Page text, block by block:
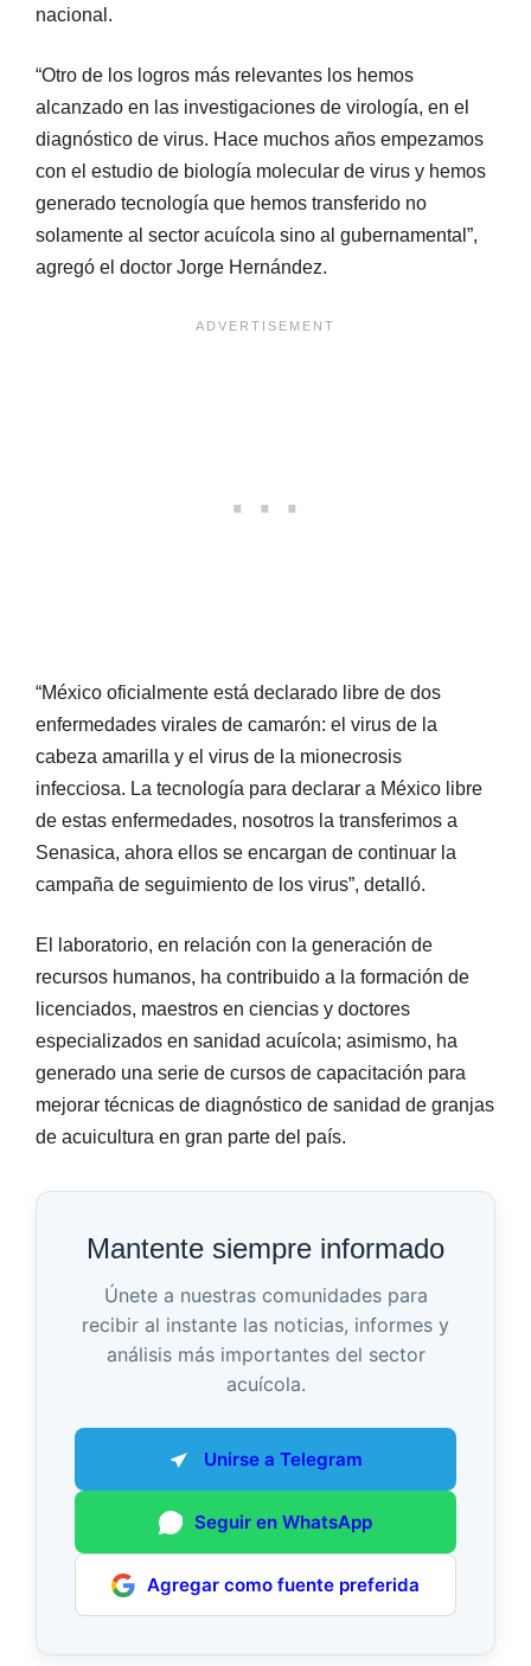
nacional.
“Otro de los logros más relevantes los hemos
alcanzado en las investigaciones de virología, en el
diagnóstico de virus. Hace muchos años empezamos
con el estudio de biología molecular de virus y hemos
generado tecnología que hemos transferido no
solamente al sector acuícola sino al gubernamental”,
agregó el doctor Jorge Hernández.
“México oficialmente está declarado libre de dos
enfermedades virales de camarón: el virus de la
cabeza amarilla y el virus de la mionecrosis
infecciosa. La tecnología para declarar a México libre
de estas enfermedades, nosotros la transferimos a
Senasica, ahora ellos se encargan de continuar la
campaña de seguimiento de los virus”, detalló.
El laboratorio, en relación con la generación de
recursos humanos, ha contribuido a la formación de
licenciados, maestros en ciencias y doctores
especializados en sanidad acuícola; asimismo, ha
generado una serie de cursos de capacitación para
mejorar técnicas de diagnóstico de sanidad de granjas
de acuicultura en gran parte del país.
Mantente siempre informado
Únete a nuestras comunidades para
recibir al instante las noticias, informes y
análisis más importantes del sector
acuícola.
Unirse a Telegram
Seguir en WhatsApp
Agregar como fuente preferida